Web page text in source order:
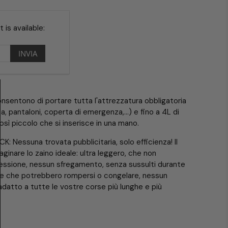
is available:
di portare tutta l'attrezzatura obbligatoria
pantaloni, coperta di emergenza,...) e fino a 4L di
piccolo che si inserisce in una mano.
Nessuna trovata pubblicitaria, solo efficienza! Il
lo zaino ideale: ultra leggero, che non
nessun sfregamento, senza sussulti durante
che potrebbero rompersi o congelare, nessun
a tutte le vostre corse più lunghe e più